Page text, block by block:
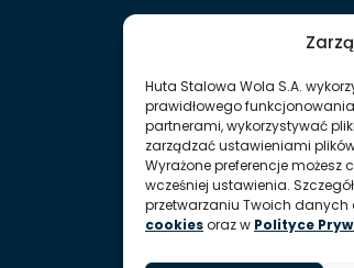
Huta Stalowa Wola S.A.
prawidłowego
partnerami, wykorzystywać
zarządzać ustawieniami
Wyrażone preferencje
wcześniej ustawienia.
przetwarzaniu Twoich danych
cookiesoraz w Polityce